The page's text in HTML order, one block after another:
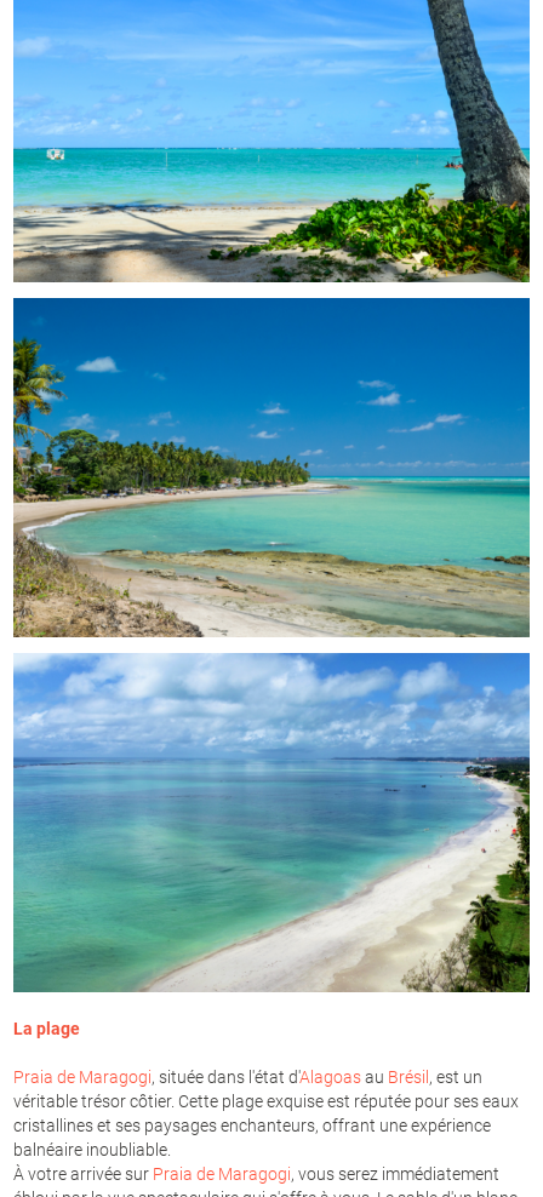
La plage
Praia de Maragogi, située dans l'état d'Alagoasau Brésil , est un
véritable trésor côtier. Cette plage exquise est réputée pour ses eaux
cristallines et ses paysages enchanteurs, offrant une expérience
balnéaire inoubliable.
À votre arrivée sur Praia de Maragogi, vous serez immédiatement